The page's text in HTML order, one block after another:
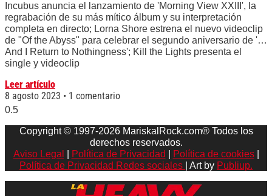
Incubus anuncia el lanzamiento de 'Morning View XXIII', la
regrabación de su más mítico álbum y su interpretación
completa en directo; Lorna Shore estrena el nuevo videoclip
de "Of the Abyss" para celebrar el segundo aniversario de '…
And I Return to Nothingness'; Kill the Lights presenta el
single y videoclip
Leer artículo
8 agosto 2023
1 comentario
Copyright © 1997-2026 MariskalRock.com® Todos los
derechos reservados.
Aviso Legal
Política de Privacidad Política de cookies|
Política de Privacidad Redes sociales
| Art by Publiup.